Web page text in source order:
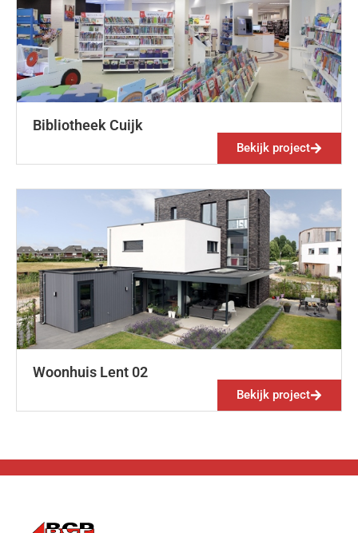
Bibliotheek Cuijk
Bekijk project
Woonhuis Lent 02
Bekijk project